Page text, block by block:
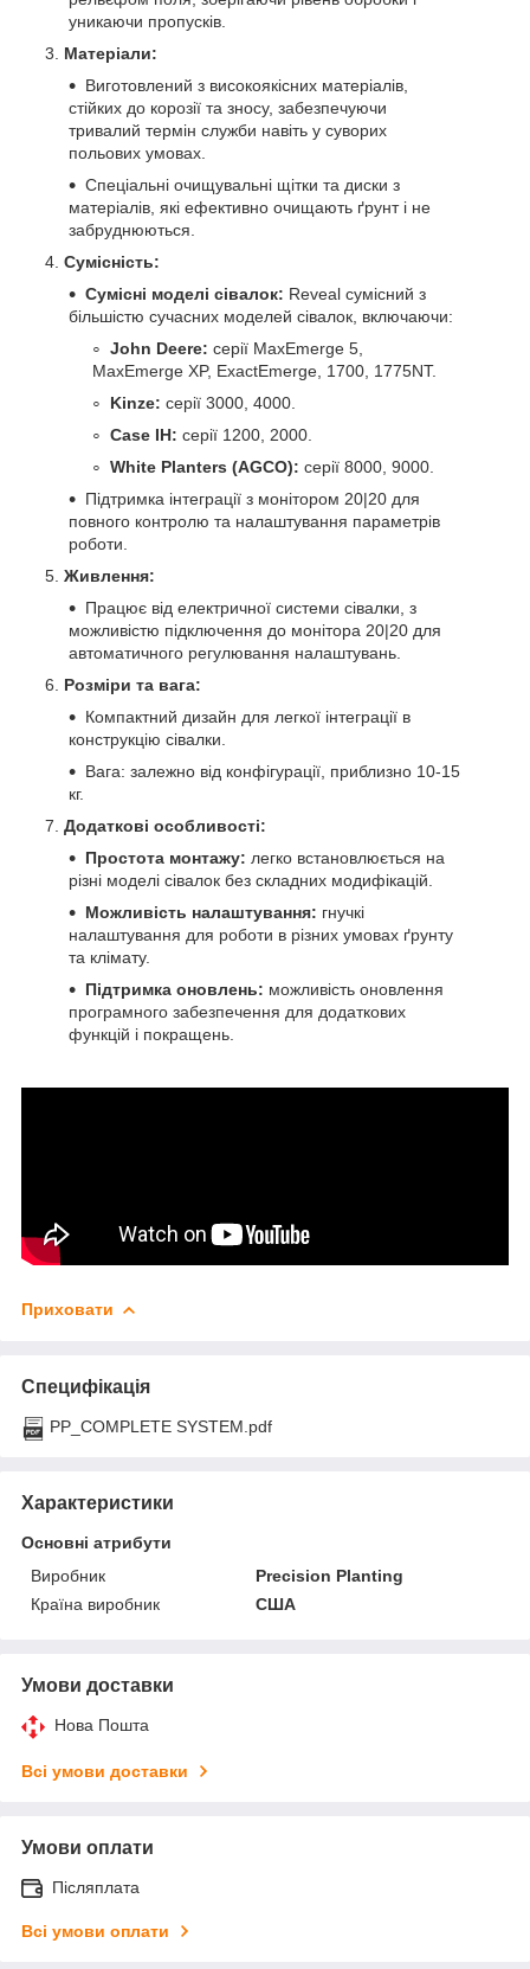
уникаючи пропусків.
Матеріали:
Виготовлений з високоякісних матеріалів,
стійких до корозії та зносу, забезпечуючи
тривалий термін служби навіть у суворих
польових умовах.
Спеціальні очищувальні щітки та диски з
матеріалів, які ефективно очищають ґрунт і не
забруднюються.
Сумісність:
Сумісні моделі сівалок: Reveal сумісний з
більшістю сучасних моделей сівалок, включаючи:
John Deere: серії MaxEmerge 5,
MaxEmerge XP, ExactEmerge, 1700, 1775NT.
Kinze: серії 3000, 4000.
Case IH: серії 1200, 2000.
White Planters (AGCO): серії 8000, 9000.
Підтримка інтеграції з монітором 20|20 для
повного контролю та налаштування параметрів
роботи.
Живлення:
Працює від електричної системи сівалки, з
можливістю підключення до монітора 20|20 для
автоматичного регулювання налаштувань.
Розміри та вага:
Компактний дизайн для легкої інтеграції в
конструкцію сівалки.
Вага: залежно від конфігурації, приблизно 10-15
кг.
Додаткові особливості:
Простота монтажу: легко встановлюється на
різні моделі сівалок без складних модифікацій.
Можливість налаштування: гнучкі
налаштування для роботи в різних умовах ґрунту
та клімату.
Підтримка оновлень: можливість оновлення
програмного забезпечення для додаткових
функцій і покращень.
Приховати
Специфікація
PP_COMPLETE SYSTEM.pdf
Характеристики
Основні атрибути
Виробник
Precision Planting
Країна виробник
США
Умови доставки
Нова Пошта
Всі умови доставки
Умови оплати
Післяплата
Всі умови оплати